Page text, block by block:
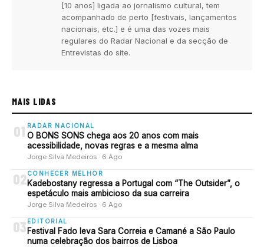
[10 anos] ligada ao jornalismo cultural, tem
acompanhado de perto [festivais, lançamentos
nacionais, etc.] e é uma das vozes mais
regulares do Radar Nacional e da secção de
Entrevistas do site.
MAIS LIDAS
01 RADAR NACIONAL
O BONS SONS chega aos 20 anos com mais
acessibilidade, novas regras e a mesma alma
Jorge Silva Medeiros · 6 Ago
02 CONHECER MELHOR
Kadebostany regressa a Portugal com “The Outsider”, o
espetáculo mais ambicioso da sua carreira
Jorge Silva Medeiros · 6 Ago
03 EDITORIAL
Festival Fado leva Sara Correia e Camané a São Paulo
numa celebração dos bairros de Lisboa